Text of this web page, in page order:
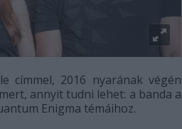
címmel, 2016 nyarának végén
annyit tudni lehet: a banda a
Enigma témáihoz.